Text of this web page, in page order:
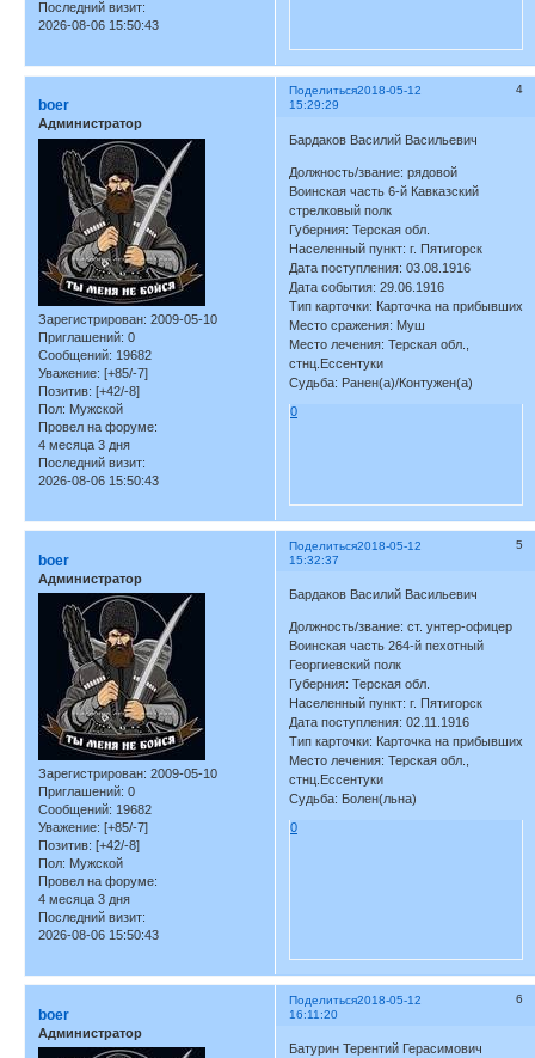
Последний визит:
2026-08-06 15:50:43
Поделиться 4
2018-05-12
15:29:29
boer
Администратор
Зарегистрирован: 2009-05-10
Приглашений: 0
Сообщений: 19682
Уважение: [+85/-7]
Позитив: [+42/-8]
Пол: Мужской
Провел на форуме:
4 месяца 3 дня
Последний визит:
2026-08-06 15:50:43
Бардаков Василий Васильевич
Должность/звание: рядовой
Воинская часть 6-й Кавказский
стрелковый полк
Губерния: Терская обл.
Населенный пункт: г. Пятигорск
Дата поступления: 03.08.1916
Дата события: 29.06.1916
Тип карточки: Карточка на прибывших
Место сражения: Муш
Место лечения: Терская обл.,
стнц.Ессентуки
Судьба: Ранен(а)/Контужен(а)
0
Поделиться 5
2018-05-12
15:32:37
boer
Администратор
Зарегистрирован: 2009-05-10
Приглашений: 0
Сообщений: 19682
Уважение: [+85/-7]
Позитив: [+42/-8]
Пол: Мужской
Провел на форуме:
4 месяца 3 дня
Последний визит:
2026-08-06 15:50:43
Бардаков Василий Васильевич
Должность/звание: ст. унтер-офицер
Воинская часть 264-й пехотный
Георгиевский полк
Губерния: Терская обл.
Населенный пункт: г. Пятигорск
Дата поступления: 02.11.1916
Тип карточки: Карточка на прибывших
Место лечения: Терская обл.,
стнц.Ессентуки
Судьба: Болен(льна)
0
Поделиться 6
2018-05-12
16:11:20
boer
Администратор
Батурин Терентий Герасимович